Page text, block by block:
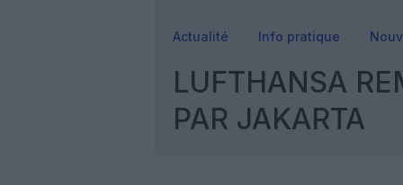
Actualité Info pratique
LUFTHANSA
PAR JAKARTA